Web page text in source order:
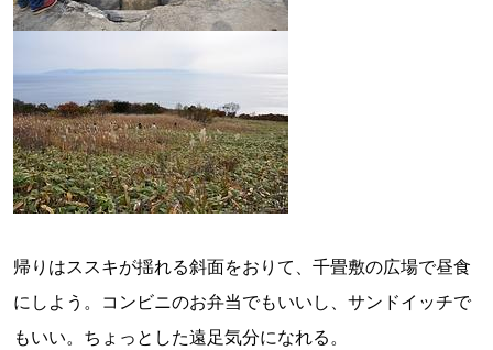
帰りはススキが揺れる斜面をおりて、千畳敷の広場で昼食
にしよう。コンビニのお弁当でもいいし、サンドイッチで
もいい。ちょっとした遠足気分になれる。